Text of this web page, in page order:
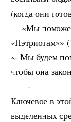
(когда они
— «Мы поможем
«Пэтриотам»»
«- Мы будем
чтобы она
——-
Ключевое в
выделенных